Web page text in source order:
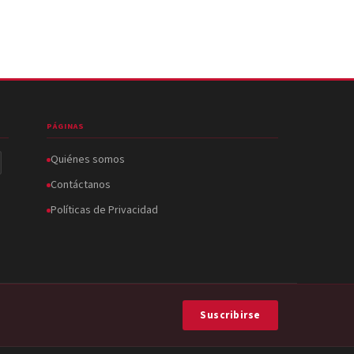
PÁGINAS
Quiénes somos
Contáctanos
Políticas de Privacidad
Suscribirse